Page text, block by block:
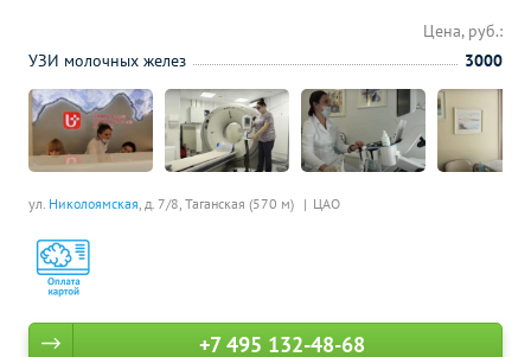
ул. Николоямская, д. 7/8, Таганская (570 м) ЦАО
Цена, руб.:
УЗИ молочных желез
3000
+7 495 132-48-68